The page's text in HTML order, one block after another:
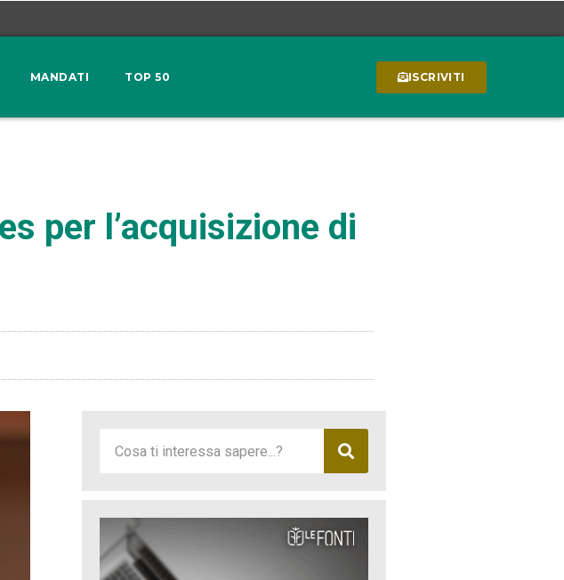
MANDATI TOP 50 ISCRIVITI
per l’acquisizione di